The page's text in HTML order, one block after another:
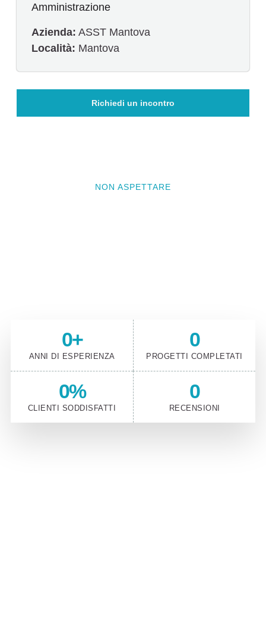
Amministrazione
Azienda: ASST Mantova
Località: Mantova
Richiedi un incontro
NON ASPETTARE
ANNI DI ESPERIENZA
0+
PROGETTI COMPLETATI
0
CLIENTI SODDISFATTI
0%
RECENSIONI
0